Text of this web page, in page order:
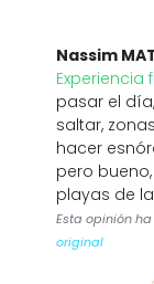
Nassim
Experiencia
pasar el
saltar,
hacer
pero
playas de
Esta opinión
original